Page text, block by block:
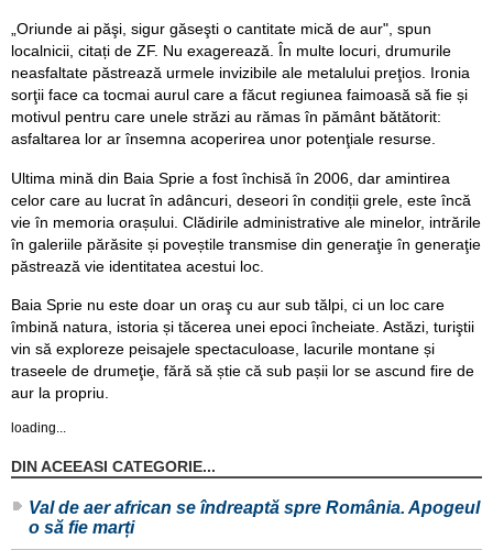
„Oriunde ai păşi, sigur găseşti o cantitate mică de aur", spun
localnicii, citați de ZF. Nu exagerează. În multe locuri, drumurile
neasfaltate păstrează urmele invizibile ale metalului preţios. Ironia
sorţii face ca tocmai aurul care a făcut regiunea faimoasă să fie și
motivul pentru care unele străzi au rămas în pământ bătătorit:
asfaltarea lor ar însemna acoperirea unor potenţiale resurse.
Ultima mină din Baia Sprie a fost închisă în 2006, dar amintirea
celor care au lucrat în adâncuri, deseori în condiții grele, este încă
vie în memoria orașului. Clădirile administrative ale minelor, intrările
în galeriile părăsite și poveștile transmise din generaţie în generaţie
păstrează vie identitatea acestui loc.
Baia Sprie nu este doar un oraş cu aur sub tălpi, ci un loc care
îmbină natura, istoria și tăcerea unei epoci încheiate. Astăzi, turiştii
vin să exploreze peisajele spectaculoase, lacurile montane și
traseele de drumeţie, fără să știe că sub pașii lor se ascund fire de
aur la propriu.
loading...
DIN ACEEASI CATEGORIE...
Val de aer african se îndreaptă spre România. Apogeul
o să fie marți